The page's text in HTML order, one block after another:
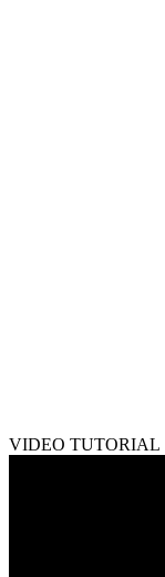
VIDEO TUTORIAL